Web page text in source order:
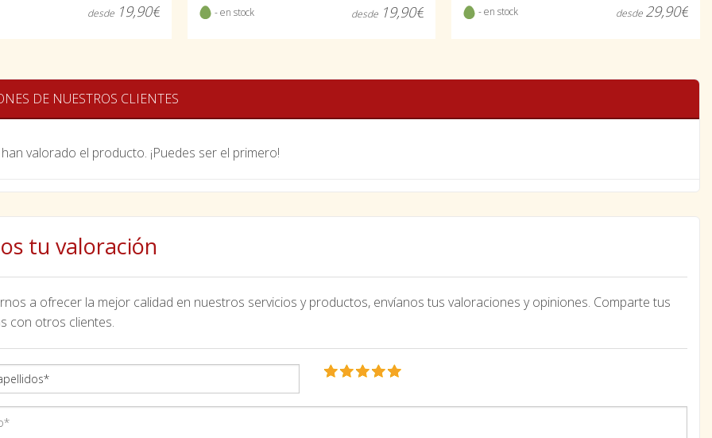
desde 19,90€ - en stock desde 19,90€ - en stock desde 29,90€
DE NUESTROS CLIENTES
valorado el producto. ¡Puedes ser el primero!
tu valoración
a ofrecer la mejor calidad en nuestros servicios y productos, envíanos tus valoraciones y opiniones. Comparte tus
con otros clientes.